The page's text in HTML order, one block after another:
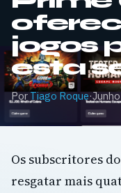
jogos
esta
PorTiago Roque·
Os subscritores
resgatar mais